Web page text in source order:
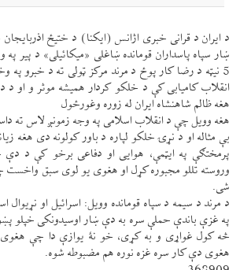
د ايران د قرانی خبری اژانس (ايكنا) د ختیځ
ښار سپاه پاسداران قومانده ښاغلی «ميكائيلی» د پير
5 نیټه د رضا كار پوځ د مرند مركز ټولی ته د خبرو
انقلاب كاميابی كې د خلكو كردار هميشه موثر و او
هغه ظالم شاهنشاه ايران له زوره وغورځول
هغه وويل چې د انقلاب اسلامی په وجه زمونږ لاس ته
بې مثاله او د نړۍ خلكو لپاره د باور كولونه دی هغه
پرمختګې په ایټمې، هوايی او دفاعی برخو كې د
وروسته تللو مجبوره كړل او هغوی يو لوی سبق واخست
شی.
د مرند د سيمه د سپاه قومانده وويل: اسرائيل او نړيوال
په غزې باندې حملې سره به دې ښار اوسيدونكی خپلو
څه كول غواړی و به كړی، خو نۀ يوازې دا چې هغوی
هغوی دې كار سره غزه نوره هم مضبوطه شوه.